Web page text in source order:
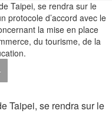
Taipei, se rendra sur le